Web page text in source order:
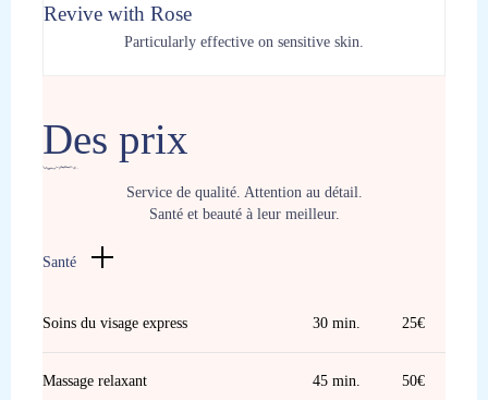
Revive with Rose
Particularly effective on sensitive skin.
Des prix
Service de qualité. Attention au détail.
Santé et beauté à leur meilleur.
Santé
Soins du visage express 30 min. 25€
Massage relaxant 45 min. 50€